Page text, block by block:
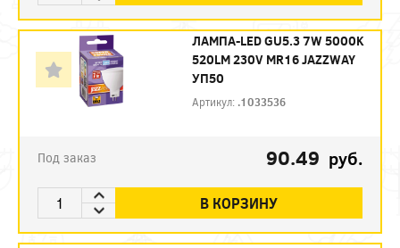
ЛАМПА-LED GU5.3 7W 5000K
520LM 230V MR16 JAZZWAY
УП50
Артикул: .1033536
Под заказ 90.49 руб.
В КОРЗИНУ